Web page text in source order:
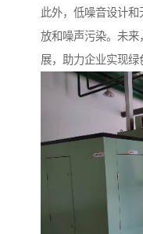
此外，低噪音设计
放和噪声污染。未
展，助力企业实现绿